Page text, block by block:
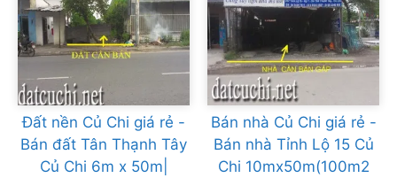
Đất nền Củ Chi giá rẻ -
Bán đất Tân Thạnh Tây
Củ Chi 6m x 50m|
Bán nhà Củ Chi giá rẻ -
Bán nhà Tỉnh Lộ 15 Củ
Chi 10mx50m(100m2